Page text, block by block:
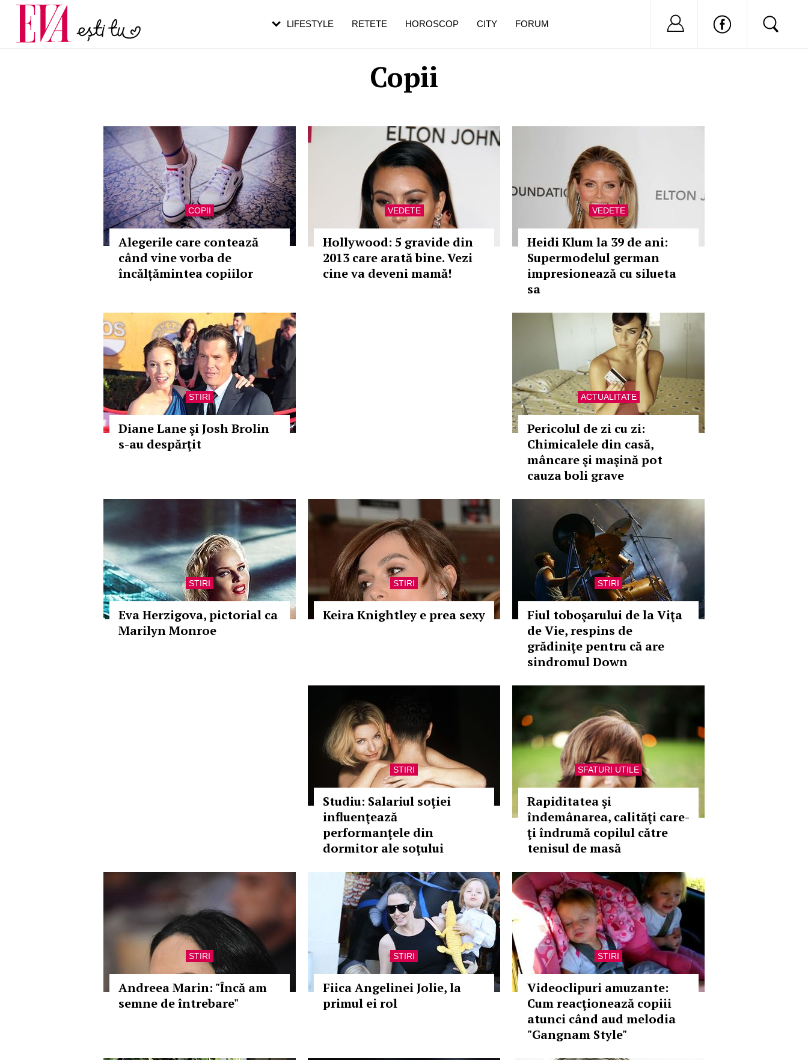
Copii
COPII
Alegerile care contează
când vine vorba de
încălțămintea copiilor
VEDETE
Hollywood: 5 gravide din
2013 care arată bine. Vezi
cine va deveni mamă!
VEDETE
Heidi Klum la 39 de ani:
Supermodelul german
impresionează cu silueta
sa
STIRI
Diane Lane şi Josh Brolin
s-au despărţit
ACTUALITATE
Pericolul de zi cu zi:
Chimicalele din casă,
mâncare şi maşină pot
cauza boli grave
STIRI
Eva Herzigova, pictorial ca
Marilyn Monroe
STIRI
Keira Knightley e prea sexy
STIRI
Fiul toboşarului de la Viţa
de Vie, respins de
grădiniţe pentru că are
sindromul Down
STIRI
Studiu: Salariul soţiei
influenţează
performanţele din
dormitor ale soţului
SFATURI UTILE
Rapiditatea şi
îndemânarea, calităţi care-
ţi îndrumă copilul către
tenisul de masă
STIRI
Andreea Marin: "Încă am
semne de întrebare"
STIRI
Fiica Angelinei Jolie, la
primul ei rol
STIRI
Videoclipuri amuzante:
Cum reacţionează copiii
atunci când aud melodia
"Gangnam Style"
LIFESTYLE RETETE HOROSCOP CITY FORUM Nu ai cont?
Carieră
Actualitate
pe măsură ce înaintezi în vârstă